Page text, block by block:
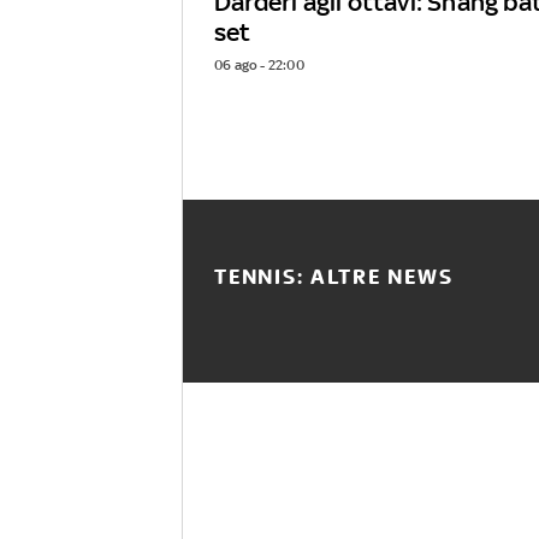
set
06 ago - 22:00
TENNIS: ALTRE NEWS